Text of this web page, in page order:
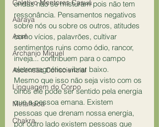
Coletivo Mentores Casuá
Aaraya
Assê
Archanjo Miguel
Ascensão Consciencial
Linguagem do Corpo
Metafísica
Chakra
ondas não se misturam pois não tem
ressonância. Pensamentos negativos
sobre nós ou sobre os outros, atitudes
como vícios, palavrões, cultivar
sentimentos ruins como ódio, rancor,
inveja... contribuem para o campo
eletromagnético vibrar baixo.
Mesmo que isso não seja visto com os
olhos ele pode ser sentido pela energia
que a pessoa emana. Existem
pessoas que drenam nossa energia,
por outro lado existem pessoas que